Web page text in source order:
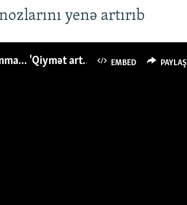
yenə artırıb
EMBED PAYLAŞ
Azərbaycanlı avropalıdan iki dəfə az ət yeyir, amma... 'Qiymət artımı qaçılmazdır'